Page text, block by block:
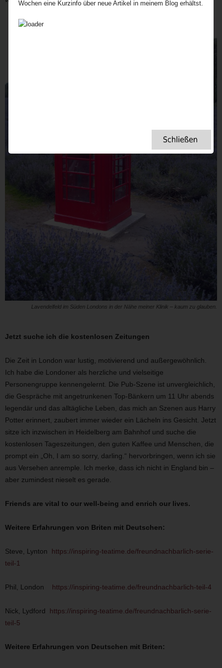
Lavendelfeld im Süden Londons in der Nähe meiner Klinik – kaum zu glauben.
Jetzt suche ich die kostenlosen Zeitungen
Die Zeit in London war lustig, motivierend und außergewöhnlich.
Ich habe die Londoner als herzliche und vielseitige
Personengruppe kennengelernt. Die Pub-Szene ist unvergleichlich,
die Gespräche mit angetrunkenen Top-Bänkern um 11 Uhr abends
legendär und das alltägliche Leben, das mich an Szenen aus Harry
Potter erinnert, zaubert immer wieder ein Lächeln ins Gesicht. Jetzt
sitze ich inzwischen in Heidelberg am Bahnhof und suche die
kostenlosen Tageszeitungen, den guten Kaffee und Menschen, die
prompt ein „Oh, I am so sorry, darling.“ hervorbringen, wenn ich sie
aus Versehen anremple. Ich merke, dass ich nicht in England bin –
aber zumindest nieselt es gerade.
Friends are vital to our well-being and enrich our lives.
Weitere Erfahrungen von Briten mit Deutschen:
Steve, Lynton https://inspiring-teatime.de/freundnachbarlich-serie-
teil-1
Phil, London https://inspiring-teatime.de/freundnachbarlich-teil-4
Nick, Lydford https://inspiring-teatime.de/freundnachbarlich-serie-
teil-5
Weitere Erfahrungen von Deutschen mit Briten:
Wochen eine Kurzinfo über neue Artikel in meinem Blog erhältst.